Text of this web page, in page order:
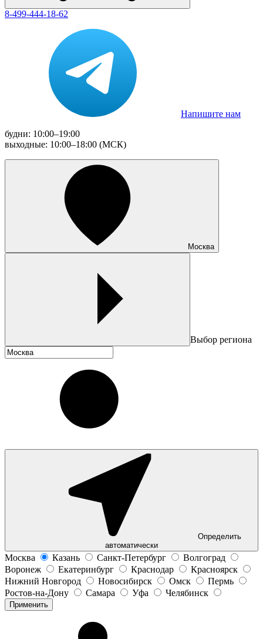
8-499-444-18-62
Напишите нам
будни: 10:00–19:00
выходные: 10:00–18:00 (МСК)
Москва
Выбор региона
Определить
автоматически
Москва Казань Санкт-Петербург
Волгоград
Воронеж
Екатеринбург Краснодар
Красноярск
Нижний Новгород
Новосибирск Омск
Пермь
Ростов-на-Дону
Самара Уфа Челябинск
Применить